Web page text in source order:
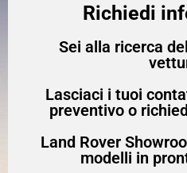
Richiedi
Sei alla ricerca
Lasciaci i tuoi
preventivo o
Land Rover
modelli in